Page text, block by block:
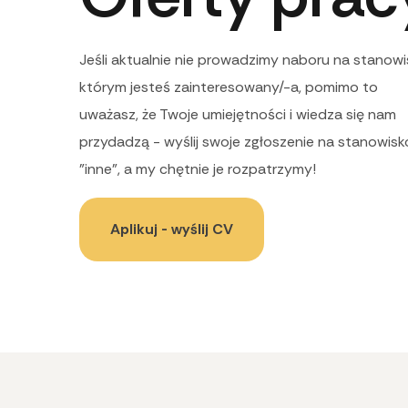
Jeśli aktualnie nie prowadzimy naboru na
którym jesteś zainteresowany/-a, pomimo to
uważasz, że Twoje umiejętności i wiedza się nam
przydadzą - wyślij swoje zgłoszenie na
"inne", a my chętnie je rozpatrzymy!
Aplikuj - wyślij CV